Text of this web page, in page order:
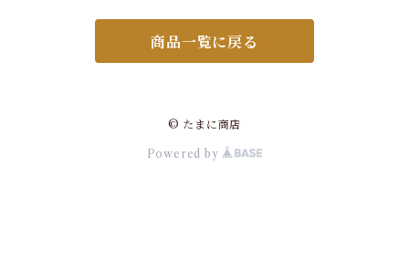
商品一覧に戻る
© たまに商店
Powered by